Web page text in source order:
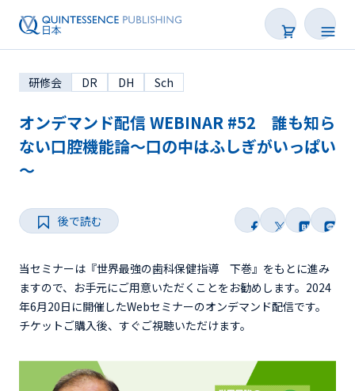
オンデマンド配信
後で読む
研修会 DR DH Sch
オンデマンド配信 WEBINAR #52 誰も知ら
ない口腔機能論～口の中はふしぎがいっぱい
～
後で読む
当セミナーは『世界最強の歯科保健指導 下巻』をもとに進み
ますので、お手元にご用意いただくことをお勧めします。2024
年6月20日に開催したWebセミナーのオンデマンド配信です。
チケットご購入後、すぐご視聴いただけます。